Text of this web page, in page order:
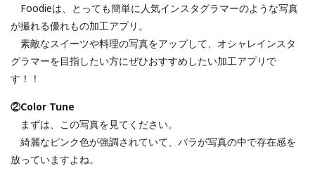
Foodieは、とっても簡単に人気インスタグラマーのような写真
が撮れる優れもの加工アプリ。
素敵なスイーツや料理の写真をアップして、オシャレインスタ
グラマーを目指したい方にぜひおすすめしたい加工アプリで
す！！
②Color Tune
まずは、この写真を見てください。
綺麗なピンク色が強調されていて、バラが写真の中で存在感を
放っていますよね。